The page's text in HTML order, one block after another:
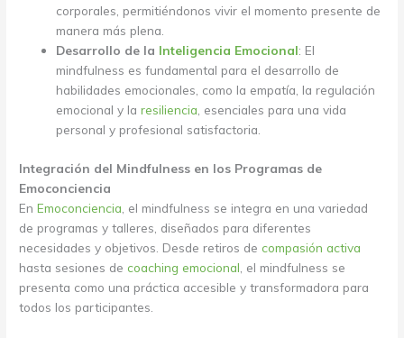
corporales, permitiéndonos vivir el momento presente de
manera más plena.
Desarrollo de la Inteligencia Emocional: El
mindfulness es fundamental para el desarrollo de
habilidades emocionales, como la empatía, la regulación
emocional y laresiliencia , esenciales para una vida
personal y profesional satisfactoria.
Integración del Mindfulness en los Programas de
Emoconciencia
EnEmoconciencia , el mindfulness se integra en una variedad
de programas y talleres, diseñados para diferentes
necesidades y objetivos. Desde retiros de compasión activa
hasta sesiones de coaching emocional , el mindfulness se
presenta como una práctica accesible y transformadora para
todos los participantes.